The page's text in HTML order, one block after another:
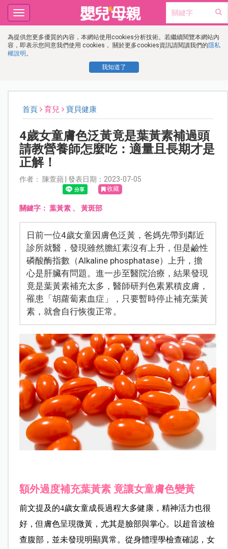
為提供您更多優質的內容，本網站使用cookies分析技術。若繼續閱覽本網站內
容，即表示您同意我們使用 cookies， 關於更多cookies資訊請閱讀我們的隱私
權說明 。
我知道了
Toggle
navigation
首頁 育兒 寶貝健康
4歲女童膚色泛黃竟是葉黃素補過頭
請教營養師怎麼吃：適量且長期才是
正解！
作者： 陳萱蘋 | 發表日期：2023-07-05
收藏
關鍵字： 葉黃素、 黃斑部
日前一位4歲女童因膚色泛黃，爸媽先帶到鄰近
診所就醫，發現雖然膽紅素沒有上升，但是鹼性
磷酸酶指數（Alkaline phosphatase）上升，擔
心是肝臟有問題。進一步至醫院治療，結果發現
竟是葉黃素補充太多，醫師研判色素累積皮膚，
罹患「胡蘿蔔素血症」，只要暫時停止補充葉黃
素，就會自行恢復正常。
額外過度補充葉黃素 竟讓女童膚色變黃
前文提及的4歲女童成長過程大多健康，精神活力也很
好，但膚色呈現微黃，尤其是臉部與掌心。以超音波檢
查腹部，並未發現明顯異常。從身體理學檢查確認，女